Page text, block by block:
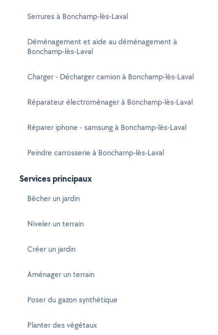
Serrures à Bonchamp-lès-Laval
Déménagement et aide au déménagement à
Bonchamp-lès-Laval
Charger - Décharger camion à Bonchamp-lès-Laval
Réparateur électroménager à Bonchamp-lès-Laval
Réparer iphone - samsung à Bonchamp-lès-Laval
Peindre carrosserie à Bonchamp-lès-Laval
Services principaux
Bêcher un jardin
Niveler un terrain
Créer un jardin
Aménager un terrain
Poser du gazon synthétique
Planter des végétaux